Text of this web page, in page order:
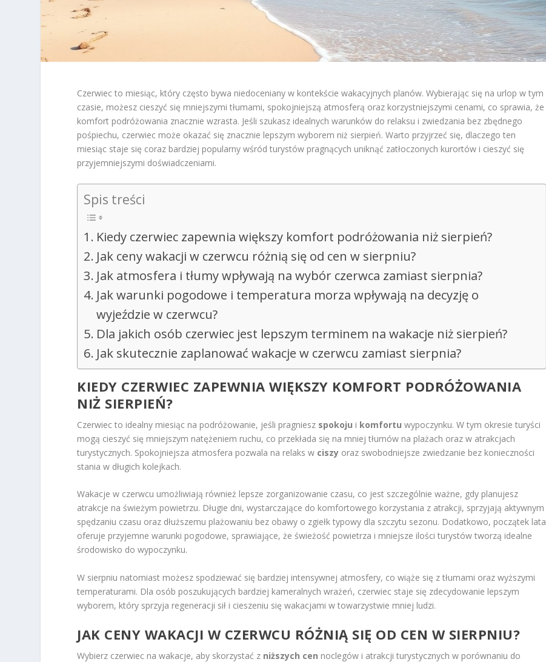
Czerwiec to miesiąc, który często bywa niedoceniany w kontekście wakacyjnych planów. Wybierając się na urlop w tym
czasie, możesz cieszyć się mniejszymi tłumami, spokojniejszą atmosferą oraz korzystniejszymi cenami, co sprawia, że
komfort podróżowania znacznie wzrasta. Jeśli szukasz idealnych warunków do relaksu i zwiedzania bez zbędnego
pośpiechu, czerwiec może okazać się znacznie lepszym wyborem niż sierpień. Warto przyjrzeć się, dlaczego ten
miesiąc staje się coraz bardziej popularny wśród turystów pragnących uniknąć zatłoczonych kurortów i cieszyć się
przyjemniejszymi doświadczeniami.
Spis treści
Kiedy czerwiec zapewnia większy komfort podróżowania niż sierpień?
Jak ceny wakacji w czerwcu różnią się od cen w sierpniu?
Jak atmosfera i tłumy wpływają na wybór czerwca zamiast sierpnia?
Jak warunki pogodowe i temperatura morza wpływają na decyzję o
wyjeździe w czerwcu?
Dla jakich osób czerwiec jest lepszym terminem na wakacje niż sierpień?
Jak skutecznie zaplanować wakacje w czerwcu zamiast sierpnia?
KIEDY CZERWIEC ZAPEWNIA WIĘKSZY KOMFORT PODRÓŻOWANIA
NIŻ SIERPIEŃ?
Czerwiec to idealny miesiąc na podróżowanie, jeśli pragniesz spokoju i komfortu wypoczynku. W tym okresie turyści
mogą cieszyć się mniejszym natężeniem ruchu, co przekłada się na mniej tłumów na plażach oraz w atrakcjach
turystycznych. Spokojniejsza atmosfera pozwala na relaks w ciszy oraz swobodniejsze zwiedzanie bez konieczności
stania w długich kolejkach.
Wakacje w czerwcu umożliwiają również lepsze zorganizowanie czasu, co jest szczególnie ważne, gdy planujesz
atrakcje na świeżym powietrzu. Długie dni, wystarczające do komfortowego korzystania z atrakcji, sprzyjają aktywnym
spędzaniu czasu oraz dłuższemu plażowaniu bez obawy o zgiełk typowy dla szczytu sezonu. Dodatkowo, początek lata
oferuje przyjemne warunki pogodowe, sprawiające, że świeżość powietrza i mniejsze ilości turystów tworzą idealne
środowisko do wypoczynku.
W sierpniu natomiast możesz spodziewać się bardziej intensywnej atmosfery, co wiąże się z tłumami oraz wyższymi
temperaturami. Dla osób poszukujących bardziej kameralnych wrażeń, czerwiec staje się zdecydowanie lepszym
wyborem, który sprzyja regeneracji sił i cieszeniu się wakacjami w towarzystwie mniej ludzi.
JAK CENY WAKACJI W CZERWCU RÓŻNIĄ SIĘ OD CEN W SIERPNIU?
Wybierz czerwiec na wakacje, aby skorzystać z niższych cen noclegów i atrakcji turystycznych w porównaniu do